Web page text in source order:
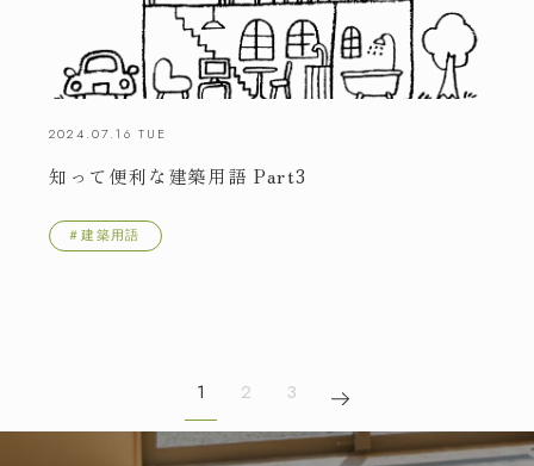
2024.07.16 TUE
知って便利な建築用語 Part3
＃建築用語
1 2 3